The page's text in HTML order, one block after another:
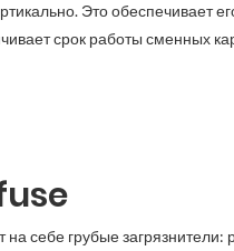
Это обеспечивает
срок работы сменных
на себе грубые